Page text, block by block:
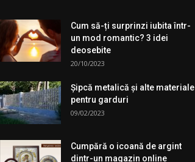
Cum să-ți surprinzi iubita într-
un mod romantic? 3 idei
deosebite
20/10/2023
Şipcă metalică şi alte materiale
pentru garduri
09/02/2023
Cumpără o icoană de argint
dintr-un magazin online